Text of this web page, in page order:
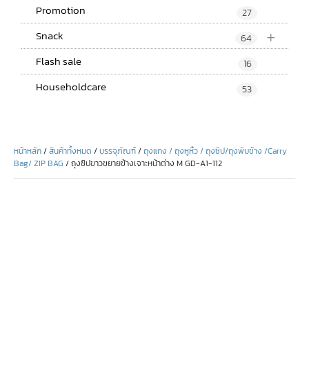
Promotion 27
+
Snack 64
Flash sale 16
Householdcare 53
หน้าหลัก/สินค้าทั้งหมด /บรรจุภัณฑ์/ถุงแกง / ถุงหูหิ้ว / ถุงซิป/ถุงพับข้าง /Carry
Bag/ ZIP BAG / ถุงซิปขาวขยายข้างเจาะหน้าต่าง M GD-A1-112